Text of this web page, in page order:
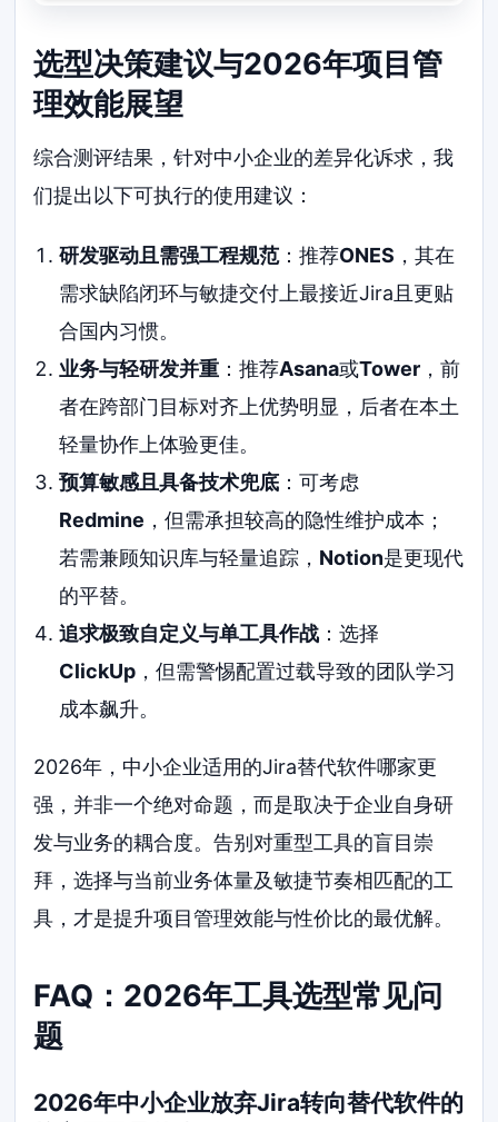
选型决策建议与2026年项目管
理效能展望
综合测评结果，针对中小企业的差异化诉求，我
们提出以下可执行的使用建议：
研发驱动且需强工程规范：推荐ONES ，其在
需求缺陷闭环与敏捷交付上最接近Jira且更贴
合国内习惯。
业务与轻研发并重：推荐Asana或Tower，前
者在跨部门目标对齐上优势明显，后者在本土
轻量协作上体验更佳。
预算敏感且具备技术兜底：可考虑
Redmine ，但需承担较高的隐性维护成本；
若需兼顾知识库与轻量追踪， Notion是更现代
的平替。
追求极致自定义与单工具作战：选择
ClickUp，但需警惕配置过载导致的团队学习
成本飙升。
2026年，中小企业适用的Jira替代软件哪家更
强，并非一个绝对命题，而是取决于企业自身研
发与业务的耦合度。告别对重型工具的盲目崇
拜，选择与当前业务体量及敏捷节奏相匹配的工
具，才是提升项目管理效能与性价比的最优解。
FAQ：2026年工具选型常见问
题
2026年中小企业放弃Jira转向替代软件的